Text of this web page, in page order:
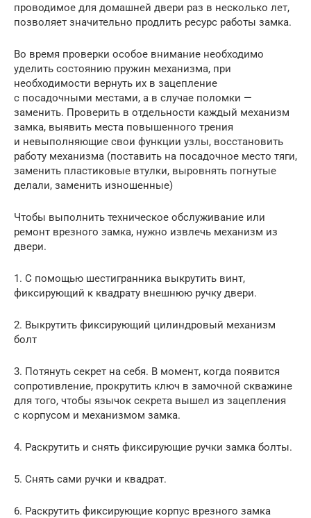
проводимое для домашней двери раз в несколько лет,
позволяет значительно продлить ресурс работы замка.
Во время проверки особое внимание необходимо
уделить состоянию пружин механизма, при
необходимости вернуть их в зацепление
с посадочными местами, а в случае поломки —
заменить. Проверить в отдельности каждый механизм
замка, выявить места повышенного трения
и невыполняющие свои функции узлы, восстановить
работу механизма (поставить на посадочное место тяги,
заменить пластиковые втулки, выровнять погнутые
делали, заменить изношенные)
Чтобы выполнить техническое обслуживание или
ремонт врезного замка, нужно извлечь механизм из
двери.
1. С помощью шестигранника выкрутить винт,
фиксирующий к квадрату внешнюю ручку двери.
2. Выкрутить фиксирующий цилиндровый механизм
болт
3. Потянуть секрет на себя. В момент, когда появится
сопротивление, прокрутить ключ в замочной скважине
для того, чтобы язычок секрета вышел из зацепления
с корпусом и механизмом замка.
4. Раскрутить и снять фиксирующие ручки замка болты.
5. Снять сами ручки и квадрат.
6. Раскрутить фиксирующие корпус врезного замка